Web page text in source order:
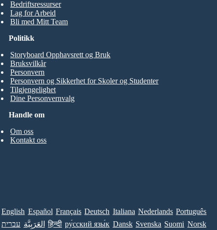
Bedriftsressurser
Lag for Arbeid
Bli med Mitt Team
Handle om
Om oss
Kontakt oss
Politikk
Storyboard Opphavsrett og Bruk
Bruksvilkår
Personvern
Personvern og Sikkerhet for Skoler og Studenter
Tilgjengelighet
Dine Personvernvalg
English Español Français Deutsch Italiana Nederlands Português
עברית العَرَبِيَّة हिन्दी ру́сский язы́к Dansk Svenska Suomi Norsk